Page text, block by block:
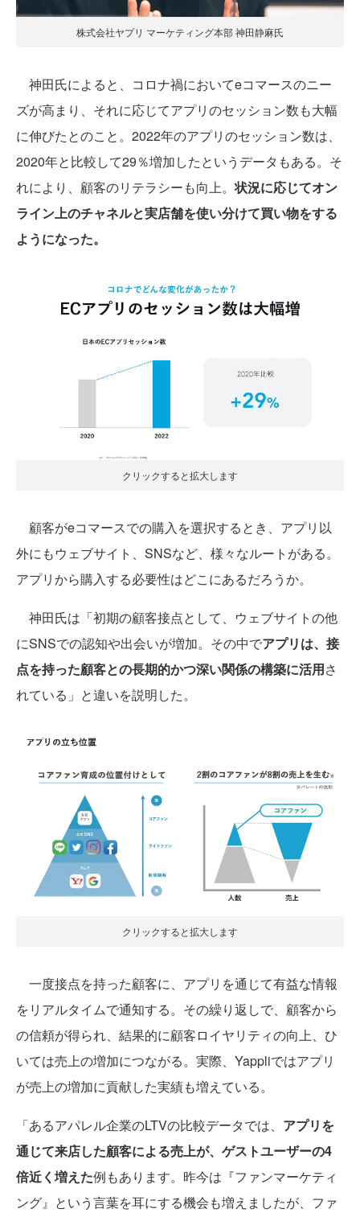
株式会社ヤプリ マーケティング本部 神田静麻氏
神田氏によると、コロナ禍においてeコマースのニー
ズが高まり、それに応じてアプリのセッション数も大幅
に伸びたとのこと。2022年のアプリのセッション数は、
2020年と比較して29％増加したというデータもある。そ
れにより、顧客のリテラシーも向上。状況に応じてオン
ライン上のチャネルと実店舗を使い分けて買い物をする
ようになった。
クリックすると拡大します
顧客がeコマースでの購入を選択するとき、アプリ以
外にもウェブサイト、SNSなど、様々なルートがある。
アプリから購入する必要性はどこにあるだろうか。
神田氏は「初期の顧客接点として、ウェブサイトの他
にSNSでの認知や出会いが増加。その中でアプリは、接
点を持った顧客との長期的かつ深い関係の構築に活用さ
れている」と違いを説明した。
クリックすると拡大します
一度接点を持った顧客に、アプリを通じて有益な情報
をリアルタイムで通知する。その繰り返しで、顧客から
の信頼が得られ、結果的に顧客ロイヤリティの向上、ひ
いては売上の増加につながる。実際、Yappliではアプリ
が売上の増加に貢献した実績も増えている。
「あるアパレル企業のLTVの比較データでは、 アプリを
通じて来店した顧客による売上が、ゲストユーザーの4
倍近く増えた例もあります。昨今は『ファンマーケティ
ング』という言葉を耳にする機会も増えましたが、ファ